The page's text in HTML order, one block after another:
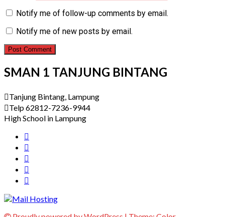
Notify me of follow-up comments by email.
Notify me of new posts by email.
SMAN 1 TANJUNG BINTANG
Tanjung Bintang, Lampung
Telp 62812-7236-9944
High School in Lampung